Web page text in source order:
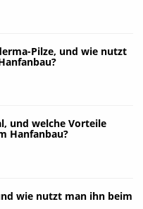
Pilze, und wie nutzt
und welche Vorteile
Hanfanbau?
wie nutzt man ihn beim